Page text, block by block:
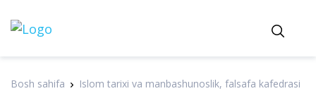
Bosh sahifa
Islom tarixi va manbashunoslik, falsafa kafedrasi